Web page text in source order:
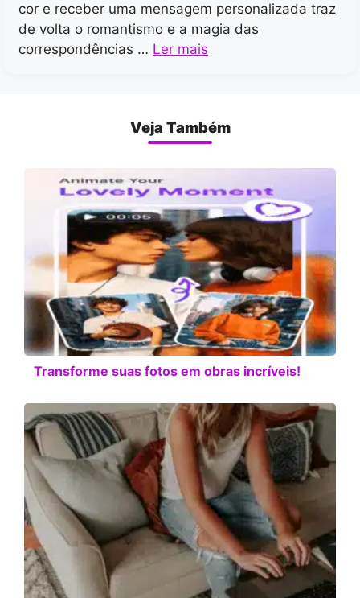
cor e receber uma mensagem personalizada traz
de volta o romantismo e a magia das
correspondências … Ler mais
Veja Também
Transforme suas fotos em obras incríveis!